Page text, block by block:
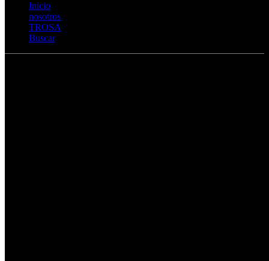
Inicio
nosotros
TROSA
Buscar